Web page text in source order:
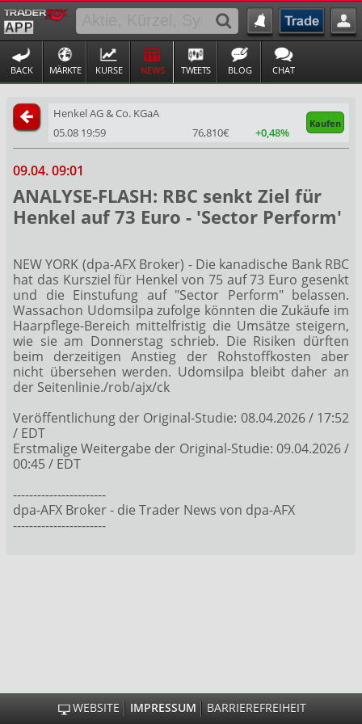
BACK MÄRKTE KURSE NEWS TWEETS BLOG CHAT
Henkel AG & Co. KGaA
Kaufen
05.08 19:59 76,810€ +0,48%
09.04. 09:01
ANALYSE-FLASH: RBC senkt Ziel für
Henkel auf 73 Euro - 'Sector Perform'
NEW YORK (dpa-AFX Broker) - Die kanadische Bank RBC
hat das Kursziel für Henkel von 75 auf 73 Euro gesenkt
und die Einstufung auf "Sector Perform" belassen.
Wassachon Udomsilpa zufolge könnten die Zukäufe im
Haarpflege-Bereich mittelfristig die Umsätze steigern,
wie sie am Donnerstag schrieb. Die Risiken dürften
beim derzeitigen Anstieg der Rohstoffkosten aber
nicht übersehen werden. Udomsilpa bleibt daher an
der Seitenlinie./rob/ajx/ck
Veröffentlichung der Original-Studie: 08.04.2026 / 17:52
/ EDT
Erstmalige Weitergabe der Original-Studie: 09.04.2026 /
00:45 / EDT
-----------------------
dpa-AFX Broker - die Trader News von dpa-AFX
-----------------------
WEBSITE IMPRESSUM BARRIEREFREIHEIT